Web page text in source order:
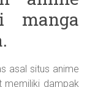
manga
asal situs anime
memiliki dampak